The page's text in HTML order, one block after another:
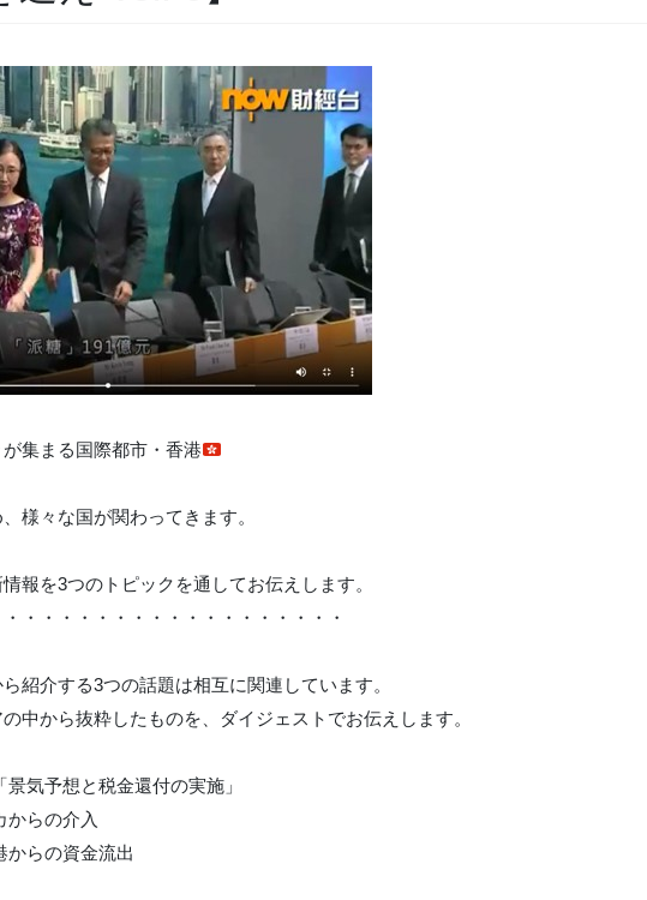
集まる国際都市・香港
様々な国が関わってきます。
報を3つのトピックを通してお伝えします。
・・・・・・・・・・・・・・・・・・
紹介する3つの話題は相互に関連しています。
中から抜粋したものを、ダイジェストでお伝えします。
気予想と税金還付の実施」
からの介入
からの資金流出